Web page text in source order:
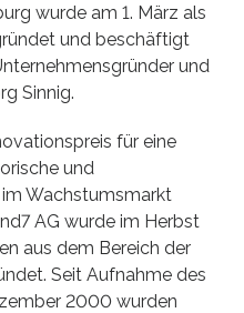
wurde am 1. März als
und beschäftigt
und
Sinnig.
für eine
und
Wachstumsmarkt
AG wurde im Herbst
aus dem Bereich der
Seit Aufnahme des
2000 wurden